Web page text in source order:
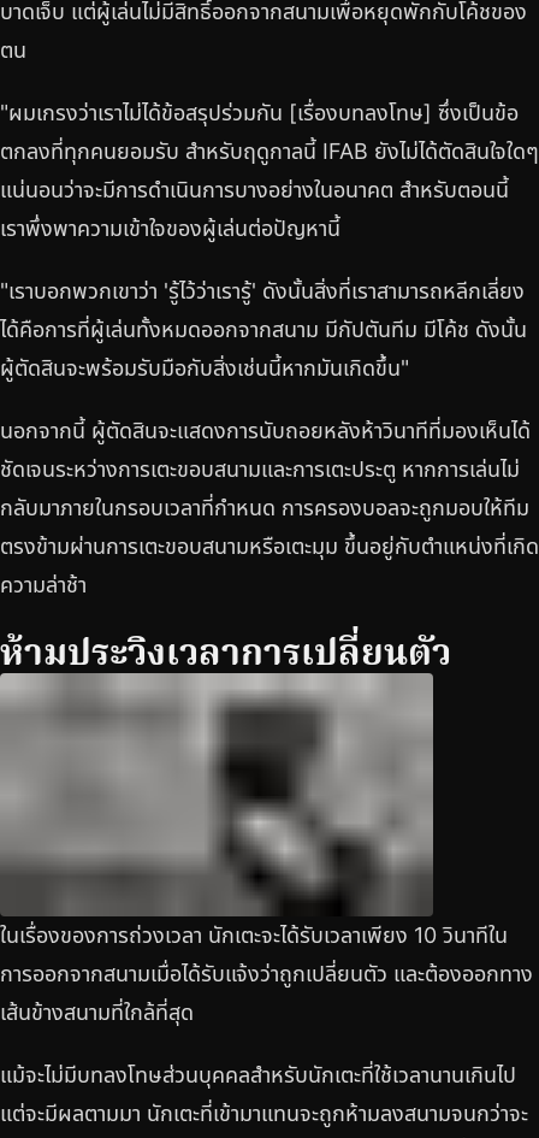
บาดเจ็บ แต่ผู้เล่นไม่มีสิทธิ์ออกจากสนามเพื่อหยุดพักกับโค้ชของ
ตน
"ผมเกรงว่าเราไม่ได้ข้อสรุปร่วมกัน [เรื่องบทลงโทษ] ซึ่งเป็นข้อ
ตกลงที่ทุกคนยอมรับ สำหรับฤดูกาลนี้ IFAB ยังไม่ได้ตัดสินใจใดๆ
แน่นอนว่าจะมีการดำเนินการบางอย่างในอนาคต สำหรับตอนนี้
เราพึ่งพาความเข้าใจของผู้เล่นต่อปัญหานี้
"เราบอกพวกเขาว่า 'รู้ไว้ว่าเรารู้' ดังนั้นสิ่งที่เราสามารถหลีกเลี่ยง
ได้คือการที่ผู้เล่นทั้งหมดออกจากสนาม มีกัปตันทีม มีโค้ช ดังนั้น
ผู้ตัดสินจะพร้อมรับมือกับสิ่งเช่นนี้หากมันเกิดขึ้น"
นอกจากนี้ ผู้ตัดสินจะแสดงการนับถอยหลังห้าวินาทีที่มองเห็นได้
ชัดเจนระหว่างการเตะขอบสนามและการเตะประตู หากการเล่นไม่
กลับมาภายในกรอบเวลาที่กำหนด การครองบอลจะถูกมอบให้ทีม
ตรงข้ามผ่านการเตะขอบสนามหรือเตะมุม ขึ้นอยู่กับตำแหน่งที่เกิด
ความล่าช้า
ห้ามประวิงเวลาการเปลี่ยนตัว
ในเรื่องของการถ่วงเวลา นักเตะจะได้รับเวลาเพียง 10 วินาทีใน
การออกจากสนามเมื่อได้รับแจ้งว่าถูกเปลี่ยนตัว และต้องออกทาง
เส้นข้างสนามที่ใกล้ที่สุด
แม้จะไม่มีบทลงโทษส่วนบุคคลสำหรับนักเตะที่ใช้เวลานานเกินไป
แต่จะมีผลตามมา นักเตะที่เข้ามาแทนจะถูกห้ามลงสนามจนกว่าจะ